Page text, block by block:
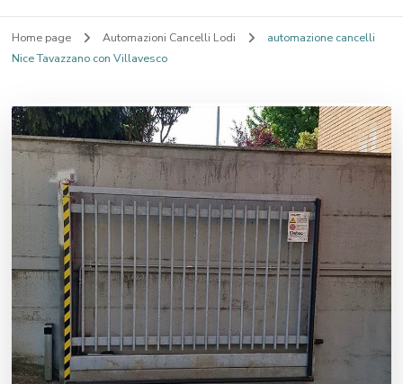
Home page Automazioni Cancelli Lodi
automazione cancelli
Nice Tavazzano con Villavesco